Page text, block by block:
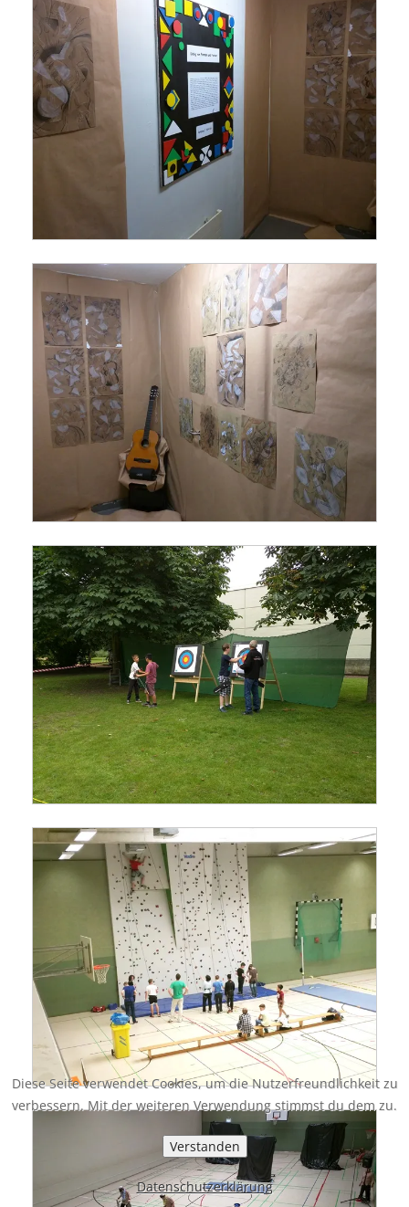
Diese Seite verwendet Cookies, um die Nutzerfreundlichkeit zu
verbessern. Mit der weiteren Verwendung stimmst du dem zu.
Verstanden
Datenschutzerklärung